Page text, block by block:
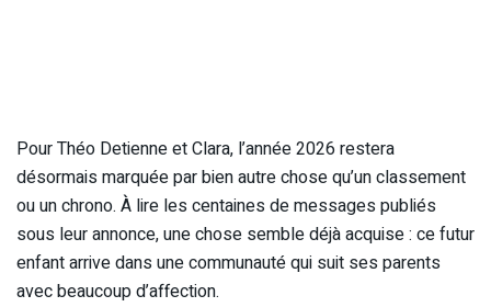
Pour Théo Detienne et Clara, l’année 2026 restera
désormais marquée par bien autre chose qu’un classement
ou un chrono. À lire les centaines de messages publiés
sous leur annonce, une chose semble déjà acquise : ce futur
enfant arrive dans une communauté qui suit ses parents
avec beaucoup d’affection.